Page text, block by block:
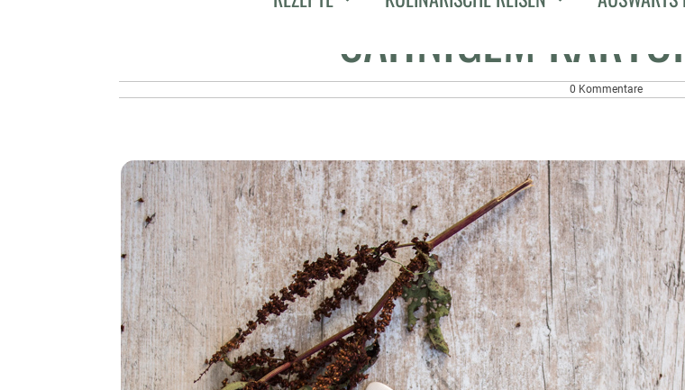
SAHNIGEM
0 Kommentare